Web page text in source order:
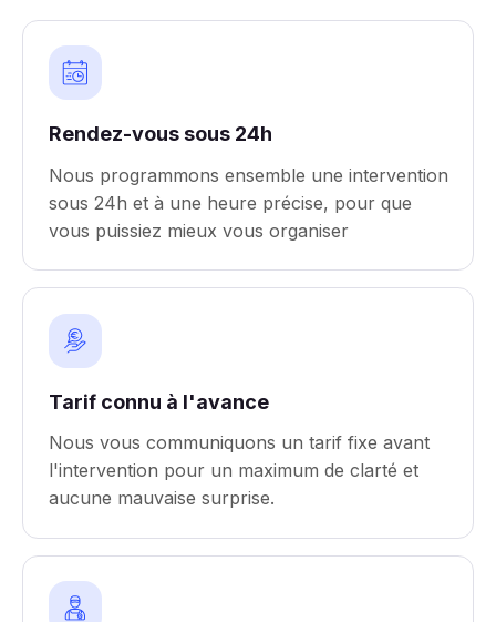
Rendez-vous sous 24h
Nous programmons ensemble une intervention
sous 24h et à une heure précise, pour que
vous puissiez mieux vous organiser
Tarif connu à l'avance
Nous vous communiquons un tarif fixe avant
l'intervention pour un maximum de clarté et
aucune mauvaise surprise.